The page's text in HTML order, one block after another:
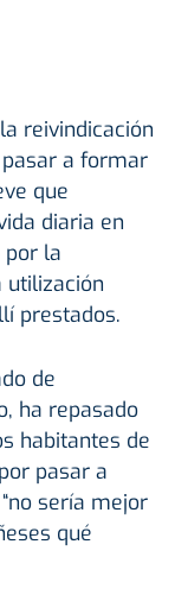
reivindicación
a formar
que
diaria en
por la
prestados.
de
ha repasado
habitantes de
pasar a
sería mejor
qué